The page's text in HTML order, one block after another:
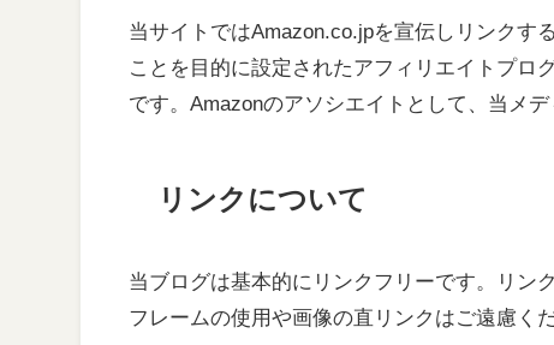
当サイトではAmazon.co.jpを宣伝しリンクす
ことを目的に設定されたアフィリエイトプロ
です。Amazonのアソシエイトとして、当メ
リンクについて
当ブログは基本的にリンクフリーです。リン
フレームの使用や画像の直リンクはご遠慮くだ